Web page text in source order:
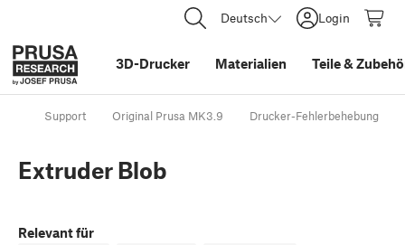
Deutsch Login
3D-Drucker Materialien Teile&
Support Original Prusa MK3.9 Drucker-Fehlerbehebung
Extruder Blob
Relevant für